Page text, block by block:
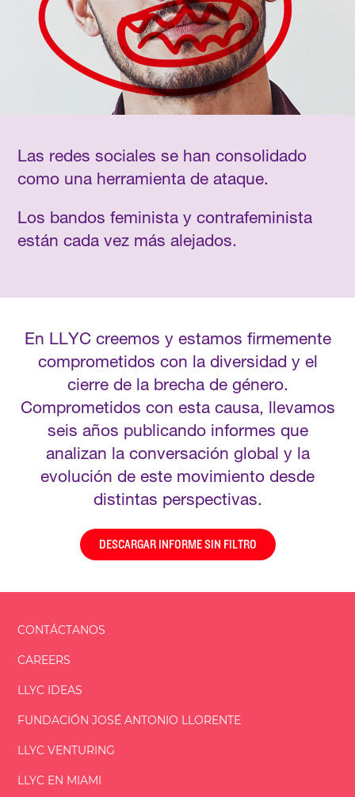
Las redes sociales se han consolidado
como una herramienta de ataque.
Los bandos feminista y contrafeminista
están cada vez más alejados.
En LLYC creemos y estamos firmemente
comprometidos con la diversidad y el
cierre de la brecha de género.
Comprometidos con esta causa, llevamos
seis años publicando informes que
analizan la conversación global y la
evolución de este movimiento desde
distintas perspectivas.
DESCARGAR INFORME SIN FILTRO
CONTÁCTANOS
CAREERS
LLYC IDEAS
FUNDACIÓNJOSÉ ANTONIO LLORENTE
LLYC VENTURING
LLYC EN MIAMI